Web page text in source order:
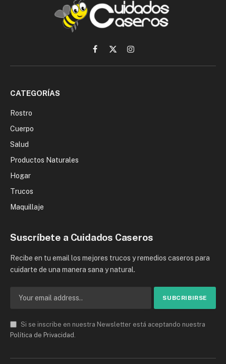
Facebook
X
(Twitter)
Instagram
CATEGORÍAS
Rostro
Cuerpo
Salud
Productos Naturales
Hogar
Trucos
Maquillaje
Suscríbete a Cuidados Caseros
Recibe en tu email los mejores trucos y remedios caseros para
cuidarte de una manera sana y natural.
Si se inscribe en nuestra Newsletter está aceptando nuestra
Política de Privacidad .